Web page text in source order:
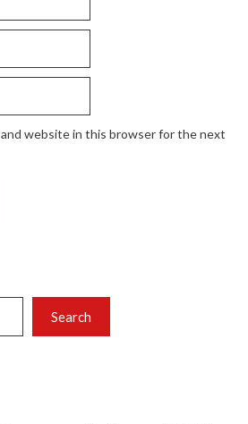
and website in this browser for the next
Search